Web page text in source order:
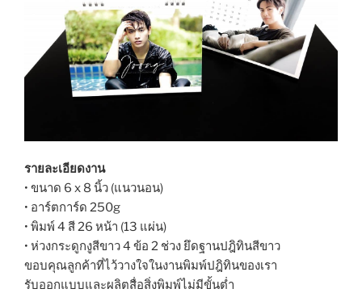
รายละเอียดงาน
• ขนาด 6 x 8 นิ้ว (แนวนอน)
• อาร์ตการ์ด 250g
• พิมพ์ 4 สี 26 หน้า (13 แผ่น)
• ห่วงกระดูกงูสีขาว 4 ข้อ 2 ช่วง ยึดฐานปฎิทินสีขาว
ขอบคุณลูกค้าที่ไว้วางใจในงานพิมพ์ปฎิทินของเรา
รับออกแบบและผลิตสื่อสิ่งพิมพ์ไม่มีขั้นต่ำ